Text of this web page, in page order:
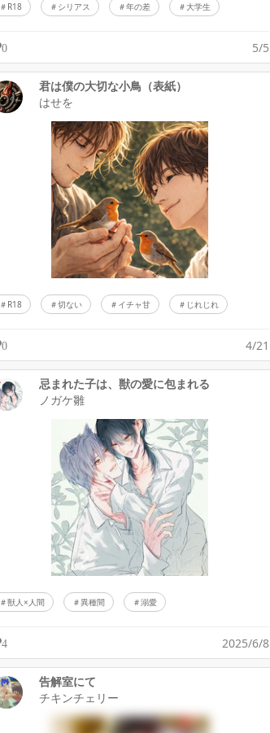
R18 シリアス 年の差 大学生
0 5/5
君は僕の大切な小鳥（表紙）
はせを
R18 切ない イチャ甘 じれじれ
0 4/21
忌まれた子は、獣の愛に包まれる
ノガケ雛
獣人×人間 異種間 溺愛
4 2025/6/8
告解室にて
チキンチェリー